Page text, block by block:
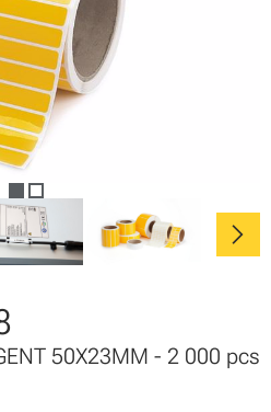
chevron_right
50X23MM - 2 000 pcs